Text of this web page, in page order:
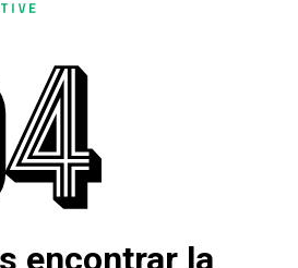
encontrar la